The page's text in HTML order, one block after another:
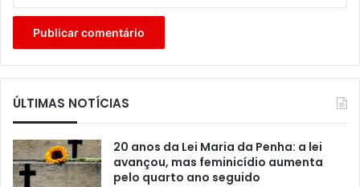
ÚLTIMAS NOTÍCIAS
20 anos da Lei Maria da Penha: a lei
avançou, mas feminicídio aumenta
pelo quarto ano seguido